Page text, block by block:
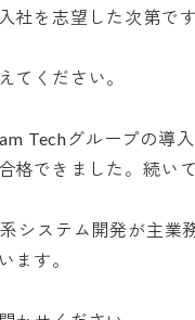
社を志望した次第です
てください。
Techグループの導
格できました。続い
システム開発が主業
ます。